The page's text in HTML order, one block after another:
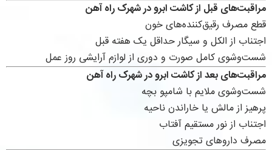
مراقبت‌های قبل از کاشت ابرو در شهرک راه آهن
قطع مصرف رقیق‌کننده‌های خون
اجتناب از الکل و سیگار حداقل یک هفته قبل
شست‌وشوی کامل صورت و دوری از لوازم آرایشی روز عمل
مراقبت‌های بعد از کاشت ابرو در شهرک راه آهن
شست‌وشوی ملایم با شامپو بچه
پرهیز از مالش یا خاراندن ناحیه
اجتناب از نور مستقیم آفتاب
مصرف داروهای تجویزی